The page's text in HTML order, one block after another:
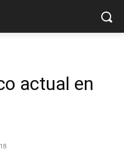
actual en